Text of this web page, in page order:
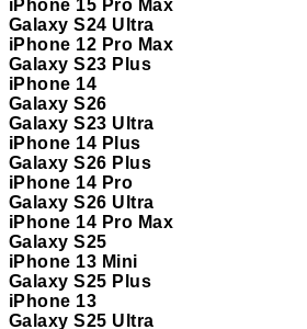
iPhone 15 Pro Max
Galaxy S24 Ultra
iPhone 12 Pro Max
Galaxy S23 Plus
iPhone 14
Galaxy S26
Galaxy S23 Ultra
iPhone 14 Plus
Galaxy S26 Plus
iPhone 14 Pro
Galaxy S26 Ultra
iPhone 14 Pro Max
Galaxy S25
iPhone 13 Mini
Galaxy S25 Plus
iPhone 13
Galaxy S25 Ultra